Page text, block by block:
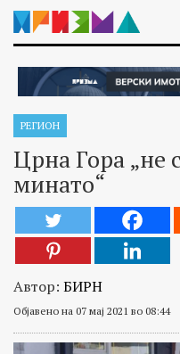
РЕГИОН
Црна Гора „не
минато“
Автор: БИРН
Објавено на 07 мај 2021 во 08:44